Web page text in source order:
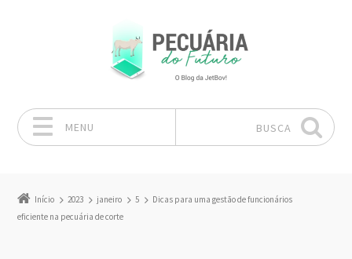
MENU BUSCA
Início 2023 janeiro 5
Dicas para uma gestão de funcionários
eficiente na pecuária de corte